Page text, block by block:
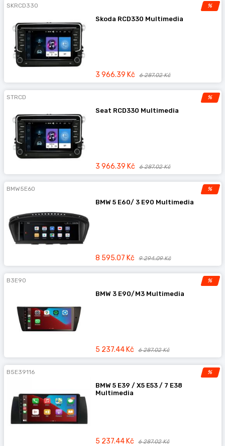
%
SKRCD330
Skoda RCD330 Multimedia
3 966.39 Kč 6 287.02 Kč
%
STRCD
Seat RCD330 Multimedia
3 966.39 Kč 6 287.02 Kč
%
BMW5E60
BMW 5 E60/ 3 E90 Multimedia
8 595.07 Kč 9 294.09 Kč
%
B3E90
BMW 3 E90/M3 Multimedia
5 237.44 Kč 6 287.02 Kč
%
B5E39116
BMW 5 E39 / X5 E53 / 7 E38
Multimedia
5 237.44 Kč 6 287.02 Kč